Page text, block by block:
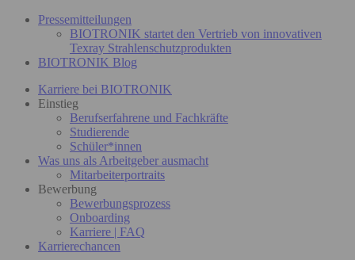
Pressemitteilungen
BIOTRONIK startet den Vertrieb von innovativen
Texray Strahlenschutzprodukten
BIOTRONIK Blog
Karriere bei BIOTRONIK
Einstieg
Berufserfahrene und Fachkräfte
Studierende
Schüler*innen
Was uns als Arbeitgeber ausmacht
Mitarbeiterportraits
Bewerbung
Bewerbungsprozess
Onboarding
Karriere | FAQ
Karrierechancen